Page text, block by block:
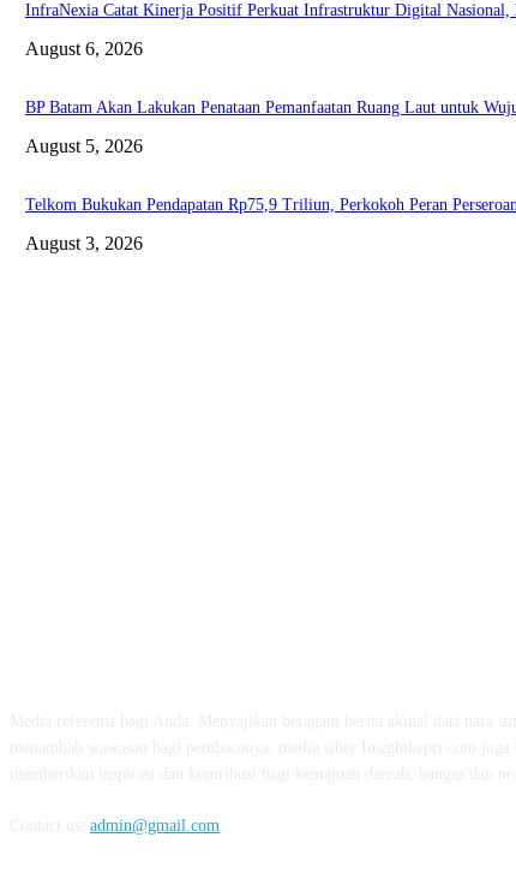
InfraNexia Catat Kinerja Positif Perkuat Infrastruktur Digital Nasional,
August 6, 2026
BP Batam Akan Lakukan Penataan Pemanfaatan Ruang Laut untuk
August 5, 2026
Telkom Bukukan Pendapatan Rp75,9 Triliun, Perkokoh Peran
August 3, 2026
admin@gmail.com